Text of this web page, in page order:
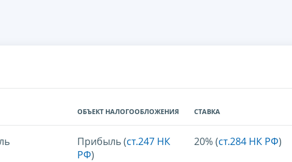
ОБЪЕКТ НАЛОГООБЛОЖЕНИЯ СТАВКА
Прибыль (ст.247 НК
РФ)
20% (ст.284 НК РФ)